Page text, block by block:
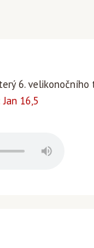
6. velikonočního
Jan 16,5